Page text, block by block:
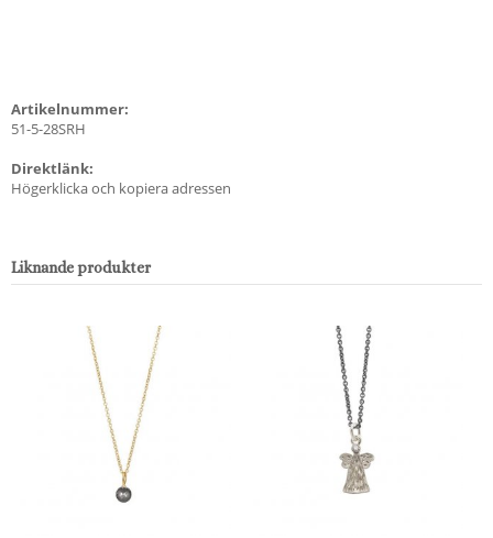
Artikelnummer:
51-5-28SRH
Direktlänk:
Högerklicka och kopiera adressen
Liknande produkter